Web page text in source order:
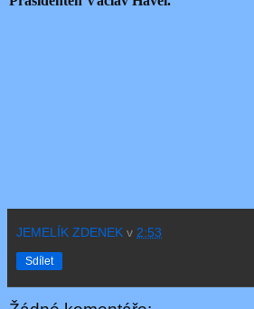
JEMELÍK ZDENEK v 2:53
Sdílet